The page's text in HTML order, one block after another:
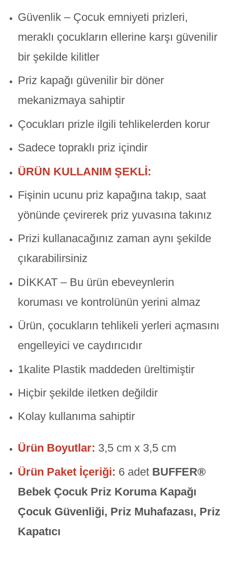
Güvenlik – Çocuk emniyeti prizleri,
meraklı çocukların ellerine karşı güvenilir
bir şekilde kilitler
Priz kapağı güvenilir bir döner
mekanizmaya sahiptir
Çocukları prizle ilgili tehlikelerden korur
Sadece topraklı priz içindir
ÜRÜN KULLANIM ŞEKLİ:
Fişinin ucunu priz kapağına takıp, saat
yönünde çevirerek priz yuvasına takınız
Prizi kullanacağınız zaman aynı şekilde
çıkarabilirsiniz
DİKKAT – Bu ürün ebeveynlerin
koruması ve kontrolünün yerini almaz
Ürün, çocukların tehlikeli yerleri açmasını
engelleyici ve caydırıcıdır
1kalite Plastik maddeden üreltimiştir
Hiçbir şekilde iletken değildir
Kolay kullanıma sahiptir
Ürün Boyutlar: 3,5 cm x 3,5 cm
Ürün Paket İçeriği: 6 adet BUFFER®
Bebek Çocuk Priz Koruma Kapağı
Çocuk Güvenliği, Priz Muhafazası, Priz
Kapatıcı